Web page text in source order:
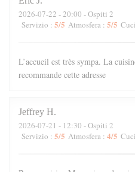
2026-07-22 - 20:00 - Ospiti 2
Servizio : 5/5 Atmosfera : 5/5
L’accueil est très sympa. La
recommande cette adresse
Jeffrey H
2026-07-21 - 12:30 - Ospiti 2
Servizio : 5/5 Atmosfera : 4/5